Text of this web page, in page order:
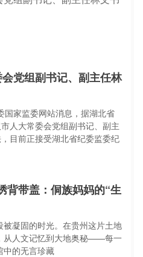
党组副书记、副主任林
国家监委网站消息，据湖北省
人大常委会党组副书记、副主
目前正接受湖北省纪委监委纪
背带盖：侗族妈妈的“生
凝固的时光。在贵州这片土地
从人文记忆到大地奥秘——每一
中的无言珍藏